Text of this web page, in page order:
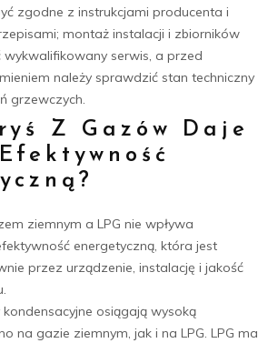
zgodne z instrukcjami producenta i
montaż instalacji i zbiorników
serwis, a przed
należy sprawdzić stan techniczny
grzewczych.
Z Gazów Daje
ziemnym a LPG nie wpływa
energetyczną, która jest
przez urządzenie, instalację i jakość
osiągają wysoką
na gazie ziemnym, jak i na LPG. LPG ma